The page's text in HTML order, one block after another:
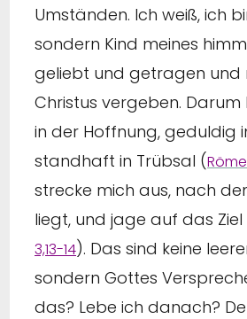
Umständen. Ich weiß, ich
sondern Kind meines
geliebt und getragen und
Christus vergeben. Darum
in der Hoffnung, geduldig
standhaft in Trübsal (
strecke mich aus, nach
liegt, und jage auf das Ziel
3,13-14). Das sind keine
sondern Gottes
das? Lebe ich danach?